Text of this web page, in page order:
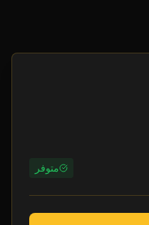
متوفر